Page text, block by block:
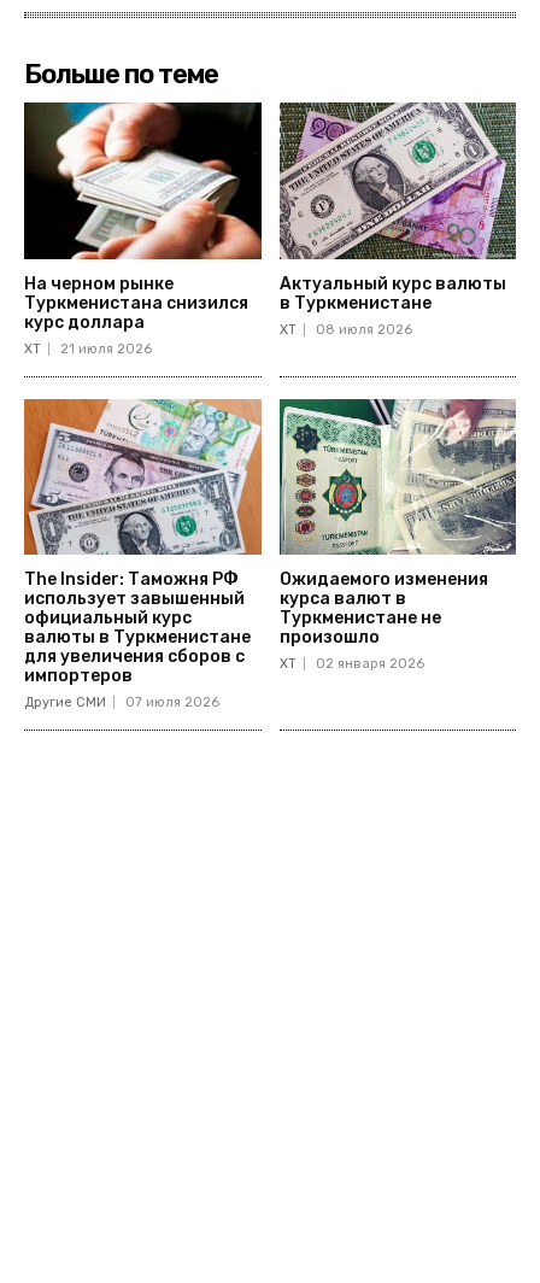
Больше по теме
На черном рынке
Туркменистана снизился
курс доллара
ХТ 21 июля 2026
Актуальный курс валюты
в Туркменистане
ХТ 08 июля 2026
The Insider: Таможня РФ
использует завышенный
официальный курс
валюты в Туркменистане
для увеличения сборов с
импортеров
Другие СМИ 07 июля 2026
Ожидаемого изменения
курса валют в
Туркменистане не
произошло
ХТ 02 января 2026